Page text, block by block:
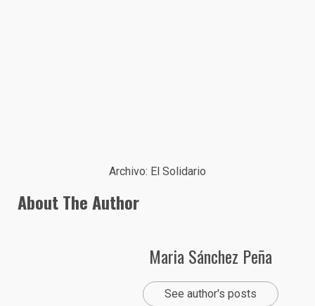
Archivo: El Solidario
About The Author
Maria Sánchez Peña
See author's posts